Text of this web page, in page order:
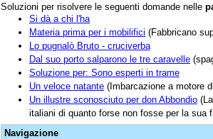
Soluzioni per risolvere le seguenti domande nelle
Si dà a chi l'ha
Materia prima per i mobilifici (Fabbricano
Lo pugnalò Bruto - cruciverba
Dal suo porto salparono le tre caravelle
Soluzione per: Sono esperti in trame
Un veloce natante (Imbarcazione a motore
Un illustre sconosciuto per don Abbondio
italiani di quanto forse non fosse per la sua
Navigazione